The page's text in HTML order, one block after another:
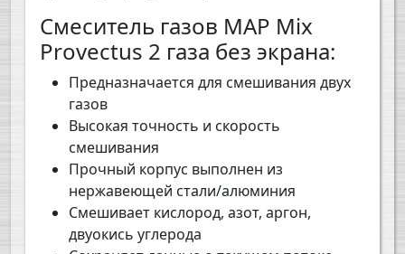
Смеситель газов MAP Mix
Provectus 2 газа без экрана:
Предназначается для смешивания двух
газов
Высокая точность и скорость
смешивания
Прочный корпус выполнен из
нержавеющей стали/алюминия
Смешивает кислород, азот, аргон,
двуокись углерода